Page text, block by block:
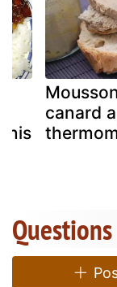
canard
Questions